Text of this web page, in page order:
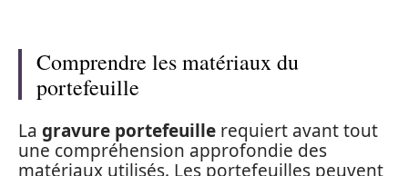
Comprendre les matériaux du
portefeuille
La gravure portefeuille requiert avant tout
une compréhension approfondie des
matériaux utilisés. Les portefeuilles peuvent